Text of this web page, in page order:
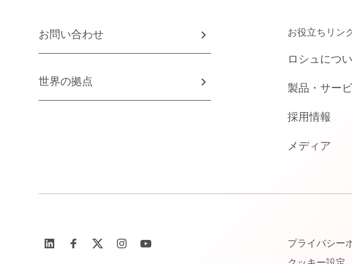
お問い合わせ
世界の拠点
お役立ちリン
ロシュにつ
製品・サー
採用情報
メディア
プライバシー